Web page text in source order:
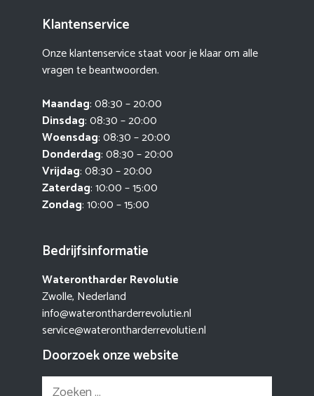
Klantenservice
Onze klantenservice staat voor je klaar om alle
vragen te beantwoorden.
Maandag: 08:30 – 20:00
Dinsdag: 08:30 – 20:00
Woensdag: 08:30 – 20:00
Donderdag: 08:30 – 20:00
Vrijdag: 08:30 – 20:00
Zaterdag: 10:00 – 15:00
Zondag: 10:00 – 15:00
Bedrijfsinformatie
Waterontharder Revolutie
Zwolle, Nederland
info@waterontharderrevolutie.nl
service@waterontharderrevolutie.nl
Doorzoek onze website
Zoek